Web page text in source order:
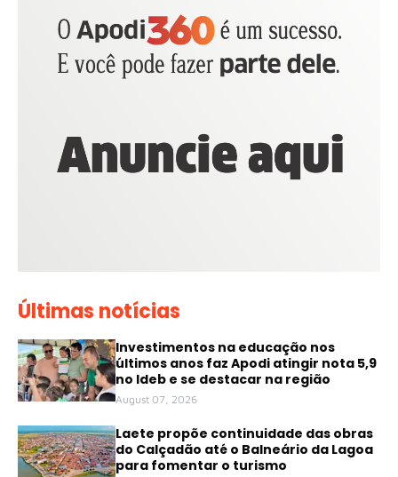
Últimas notícias
Investimentos na educação nos
últimos anos faz Apodi atingir nota 5,9
no Ideb e se destacar na região
August 07, 2026
Laete propõe continuidade das obras
do Calçadão até o Balneário da Lagoa
para fomentar o turismo